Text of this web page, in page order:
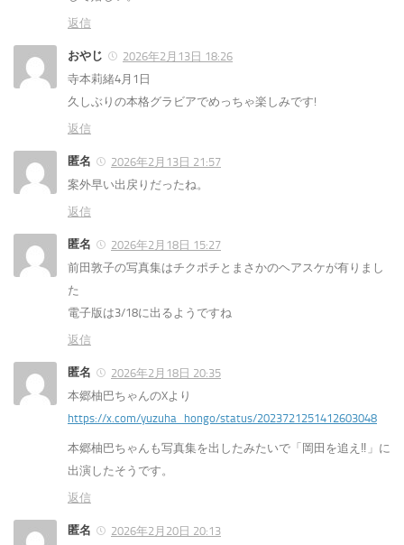
返信
おやじ
2026年2月13日 18:26
寺本莉緒4月1日
久しぶりの本格グラビアでめっちゃ楽しみです!
返信
匿名
2026年2月13日 21:57
案外早い出戻りだったね。
返信
匿名
2026年2月18日 15:27
前田敦子の写真集はチクポチとまさかのヘアスケが有りまし
た
電子版は3/18に出るようですね
返信
匿名
2026年2月18日 20:35
本郷柚巴ちゃんのXより
https://x.com/yuzuha_hongo/status/2023721251412603048
本郷柚巴ちゃんも写真集を出したみたいで「岡田を追え‼︎」に
出演したそうです。
返信
匿名
2026年2月20日 20:13